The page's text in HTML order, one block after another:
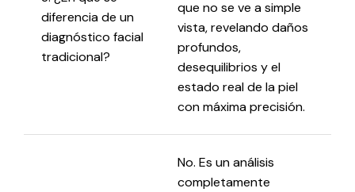
diferencia de un
diagnóstico facial
tradicional?
que no se ve a simple
vista, revelando daños
profundos,
desequilibrios y el
estado real de la piel
con máxima precisión.
No. Es un análisis
completamente